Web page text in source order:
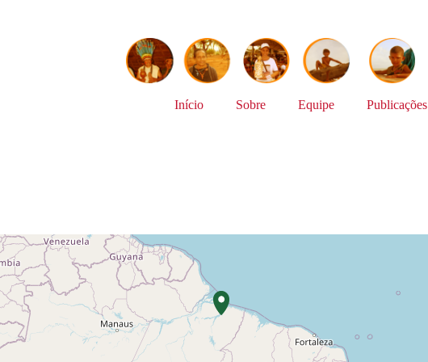
Início Sobre Equipe Publicações